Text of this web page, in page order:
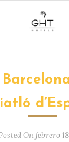
On febrero